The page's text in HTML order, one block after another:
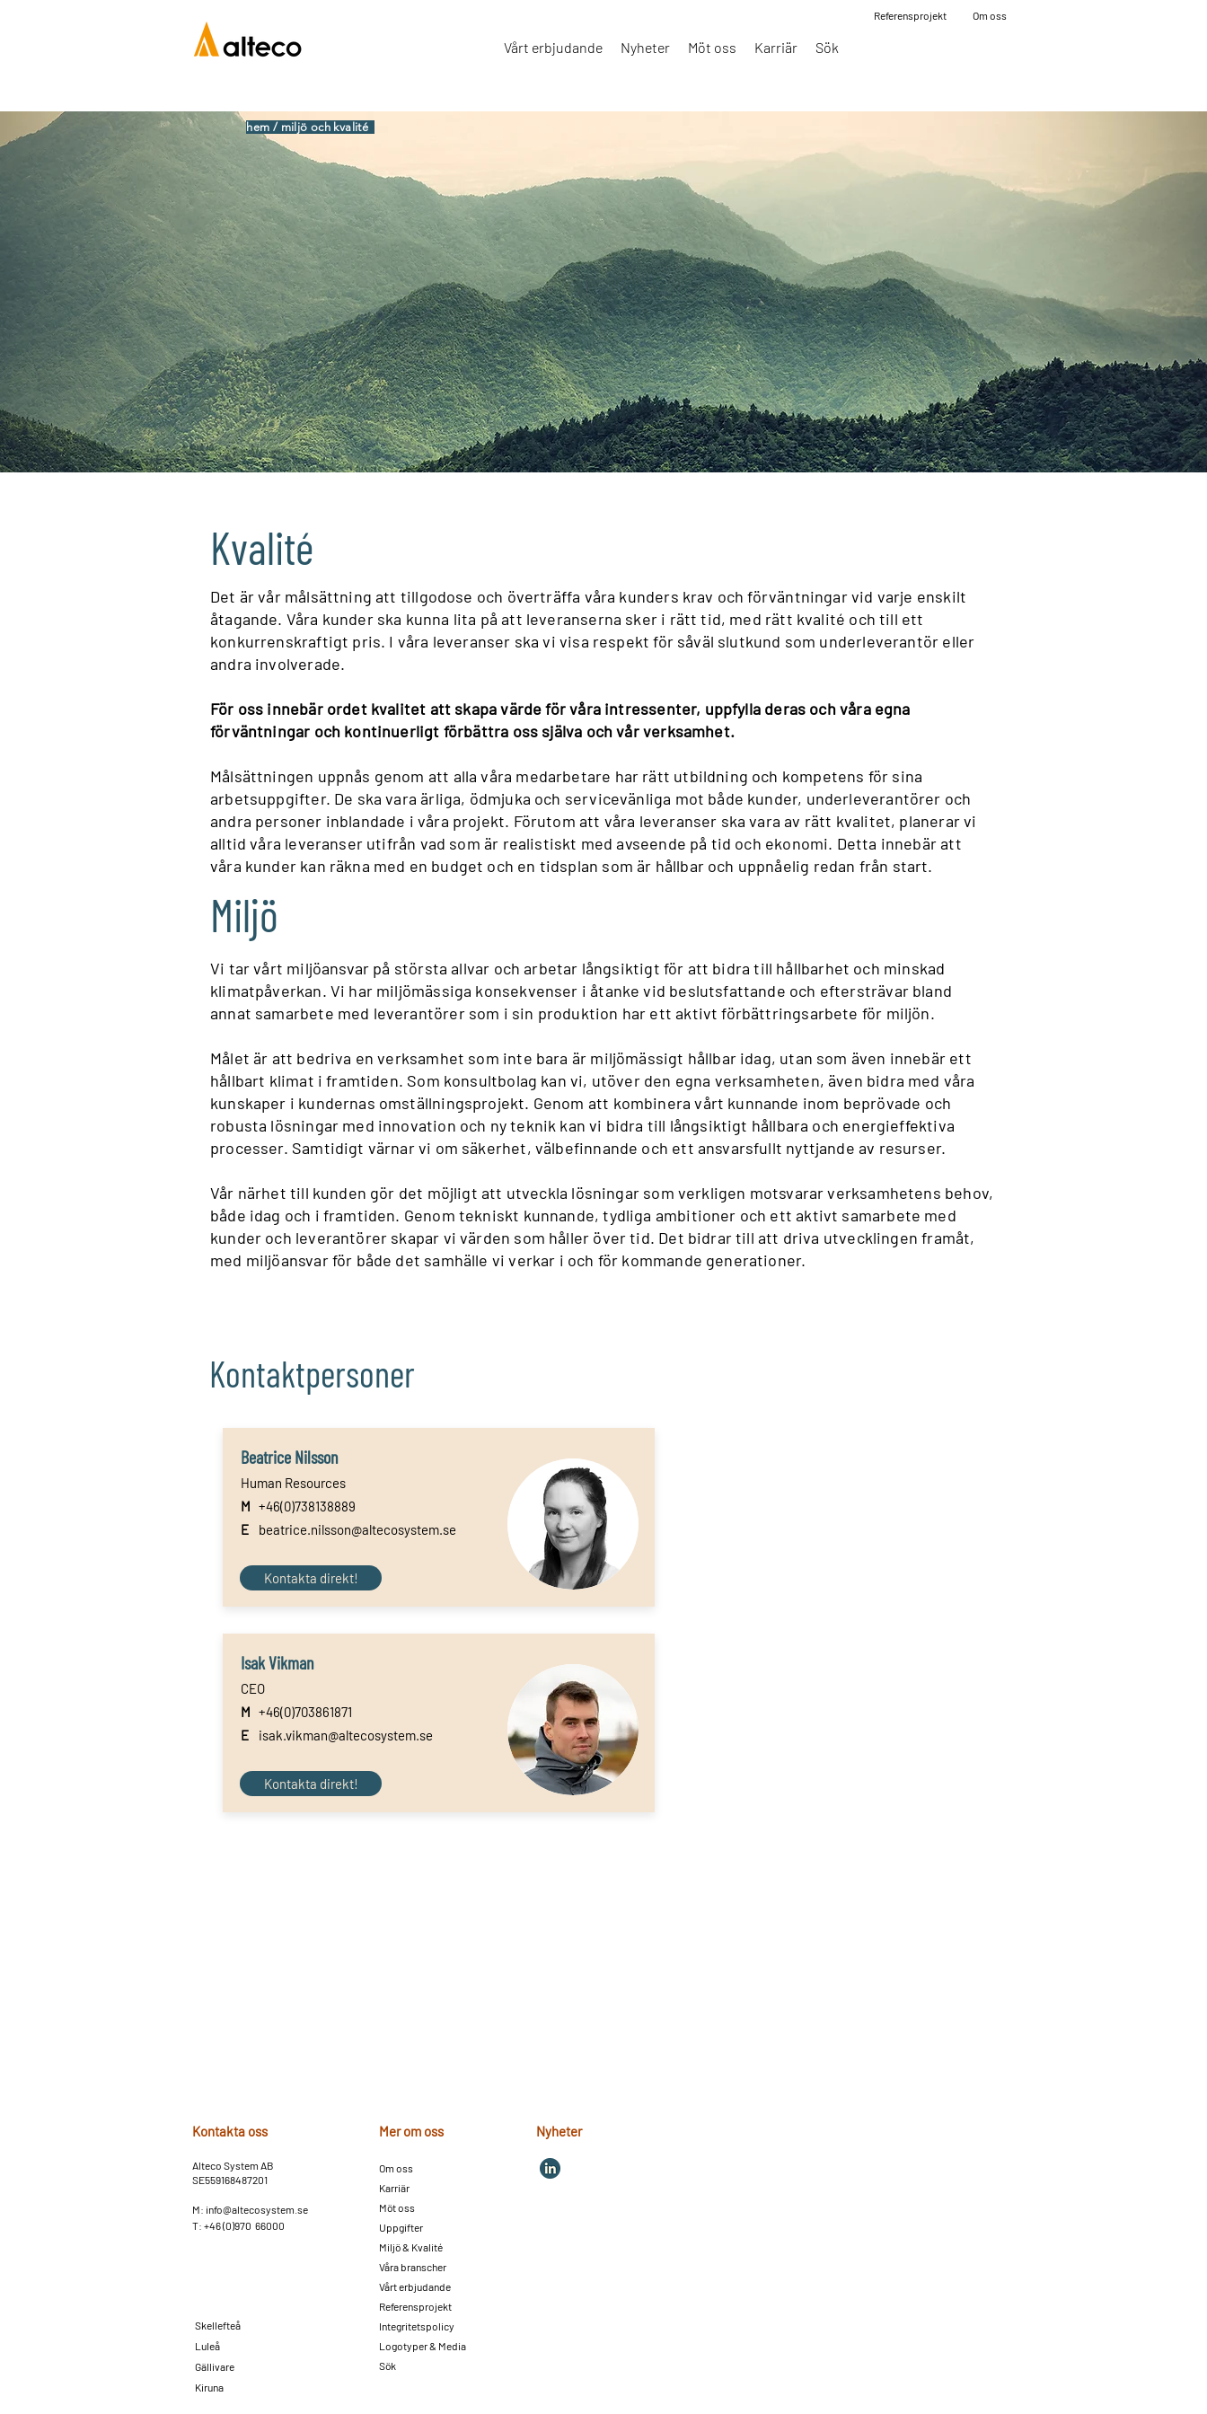
Referensprojekt Om oss
Vårt erbjudande Nyheter Möt oss Karriär Sök
hem / miljö och kvalité
Kvalité
Det är vår målsättning att tillgodose och överträffa våra kunders krav och förväntningar vid varje enskilt
åtagande. Våra kunder ska kunna lita på att leveranserna sker i rätt tid, med rätt kvalité och till ett
konkurrenskraftigt pris. I våra leveranser ska vi visa respekt för såväl slutkund som underleverantör eller
andra involverade.
För oss innebär ordet kvalitet att skapa värde för våra intressenter, uppfylla deras och våra egna
förväntningar och kontinuerligt förbättra oss själva och vår verksamhet.
Målsättningen uppnås genom att alla våra medarbetare har rätt utbildning och kompetens för sina
arbetsuppgifter. De ska vara ärliga, ödmjuka och servicevänliga mot både kunder, underleverantörer och
andra personer inblandade i våra projekt. Förutom att våra leveranser ska vara av rätt kvalitet, planerar vi
alltid våra leveranser utifrån vad som är realistiskt med avseende på tid och ekonomi. Detta innebär att
våra kunder kan räkna med en budget och en tidsplan som är hållbar och uppnåelig redan från start.
Miljö
Vi tar vårt miljöansvar på största allvar och arbetar långsiktigt för att bidra till hållbarhet och minskad
klimatpåverkan. Vi har miljömässiga konsekvenser i åtanke vid beslutsfattande och eftersträvar bland
annat samarbete med leverantörer som i sin produktion har ett aktivt förbättringsarbete för miljön.
Målet är att bedriva en verksamhet som inte bara är miljömässigt hållbar idag, utan som även innebär ett
hållbart klimat i framtiden. Som konsultbolag kan vi, utöver den egna verksamheten, även bidra med våra
kunskaper i kundernas omställningsprojekt. Genom att kombinera vårt kunnande inom beprövade och
robusta lösningar med innovation och ny teknik kan vi bidra till långsiktigt hållbara och energieffektiva
processer. Samtidigt värnar vi om säkerhet, välbefinnande och ett ansvarsfullt nyttjande av resurser.
Vår närhet till kunden gör det möjligt att utveckla lösningar som verkligen motsvarar verksamhetens behov,
både idag och i framtiden. Genom tekniskt kunnande, tydliga ambitioner och ett aktivt samarbete med
kunder och leverantörer skapar vi värden som håller över tid. Det bidrar till att driva utvecklingen framåt,
med miljöansvar för både det samhälle vi verkar i och för kommande generationer.
Kontaktpersoner
Beatrice Nilsson
Human Resources
M +46(0)738138889
E
beatrice.nilsson@altecosystem.se
Kontakta direkt!
Isak Vikman
CEO
M +46(0)703861871
E
isak.vikman@altecosystem.se
Kontakta direkt!
Kontakta oss
Alteco System AB
SE559168487201
M: info@altecosystem.se
T: +46 (0)970 66000
Skellefteå
Luleå
Gällivare
Kiruna
Mer om oss
Om oss
Karriär
Möt oss
Uppgifter
Miljö & Kvalité
Våra branscher
Vårt erbjudande
Referensprojekt
Integritetspolicy
Logotyper & Media
Sök
Nyheter